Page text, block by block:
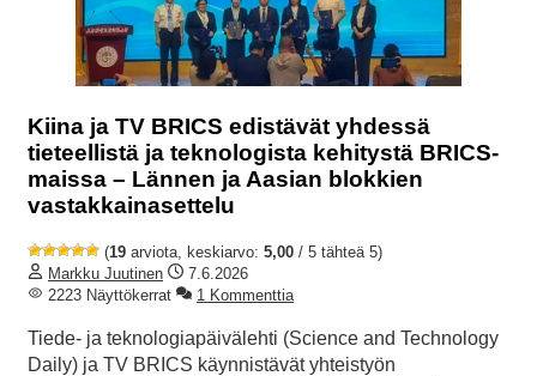
Kiina ja TV BRICS edistävät yhdessä
tieteellistä ja teknologista kehitystä BRICS-
maissa – Lännen ja Aasian blokkien
vastakkainasettelu
(19 arviota, keskiarvo: 5,00 / 5 tähteä 5)
Markku Juutinen
7.6.2026
2223 Näyttökerrat
1 Kommenttia
Tiede- ja teknologiapäivälehti (Science and Technology
Daily) ja TV BRICS käynnistävät yhteistyön